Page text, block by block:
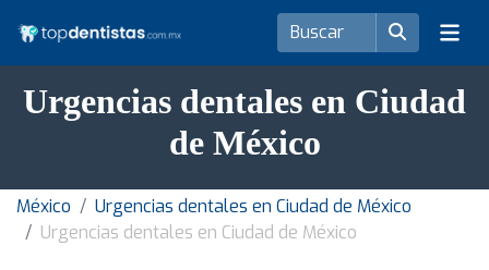
Urgencias dentales en Ciudad
de México
México
Urgencias dentales en Ciudad de México
Urgencias dentales en Ciudad de México